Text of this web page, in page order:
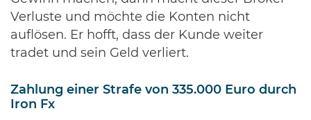
Verluste und möchte die Konten nicht
auflösen. Er hofft, dass der Kunde weiter
tradet und sein Geld verliert.
Zahlung einer Strafe von 335.000 Euro durch
Iron Fx